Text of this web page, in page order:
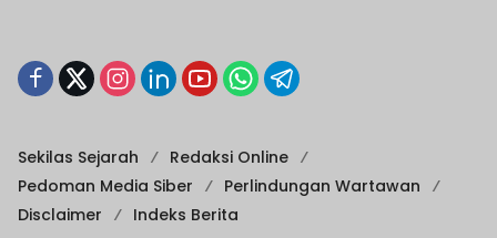
Sekilas Sejarah
Redaksi Online
Pedoman Media Siber
Perlindungan Wartawan
Disclaimer
Indeks Berita